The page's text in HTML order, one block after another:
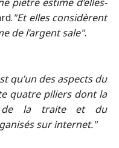
piètre estime d’elles-
Et elles considèrent
de l’argent sale .
qu’un des aspects du
quatre piliers dont la
de la traite et du
sur internet.